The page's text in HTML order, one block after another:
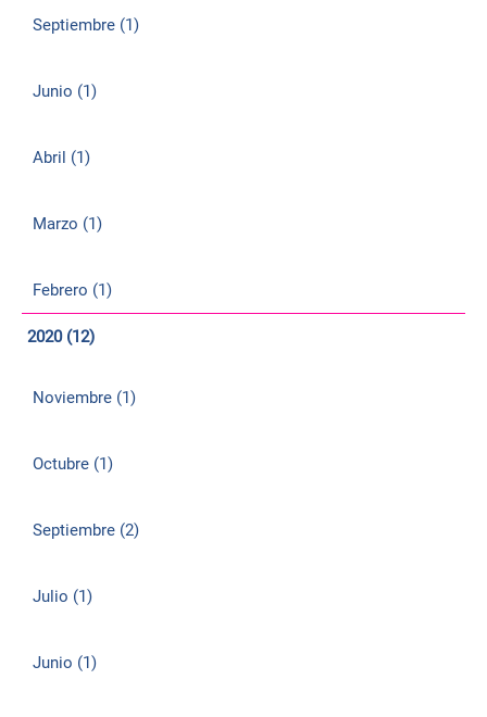
Septiembre (1)
Junio (1)
Abril (1)
Marzo (1)
Febrero (1)
2020 (12)
Noviembre (1)
Octubre (1)
Septiembre (2)
Julio (1)
Junio (1)